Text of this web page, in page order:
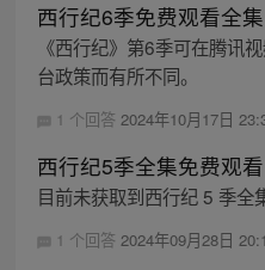
西行纪6季免费观看全集
《西行纪》第6季可在腾讯
台政策而有所不同。
1 个回答 2024年10月17日
西行纪5季全集免费观看
目前未获取到西行纪 5 季全
1 个回答 2024年09月28日